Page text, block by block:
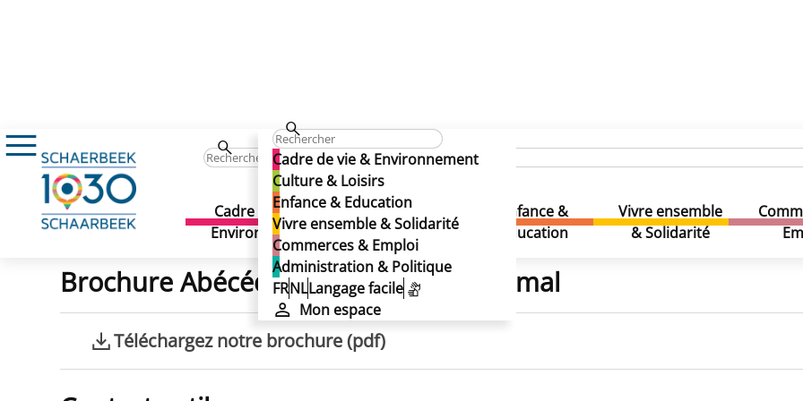
Cadre de vie & Environnement
Culture & Loisirs
Enfance & Education
Vivre ensemble & Solidarité
Commerces & Emploi
Administration & Politique
FRNLLangage facile
Mon espace
Cadre de vie &
Environnement
Culture & Loisirs
Enfance &
Education
Vivre ensemble
& Solidarité
Cadre de vie & Environnement Bien-être animal
Contacts et brochure
Contacts et brochure
Dernière mise à jour: 09/02/2026
Brochure Abécédaire du bien-être animal
Téléchargez notre brochure (pdf)